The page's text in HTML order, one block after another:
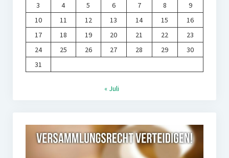
3 4 5 6 7 8
9
10
11 12 13 14 15
16
17
18 19 20 21 22
23
24
25 26 27 28 29
30
31
« Juli